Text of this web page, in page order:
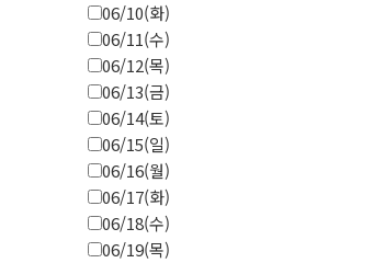
06/10(화)
06/11(수)
06/12(목)
06/13(금)
06/14(토)
06/15(일)
06/16(월)
06/17(화)
06/18(수)
06/19(목)